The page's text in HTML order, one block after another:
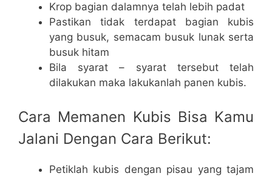
Krop bagian dalamnya telah lebih padat
Pastikan tidak terdapat bagian kubis
yang busuk, semacam busuk lunak serta
busuk hitam
Bila syarat – syarat tersebut telah
dilakukan maka lakukanlah panen kubis.
Cara Memanen Kubis Bisa Kamu
Jalani Dengan Cara Berikut:
Petiklah kubis dengan pisau yang tajam